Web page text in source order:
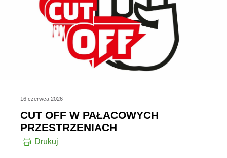
16 czerwca 2026
CUT OFF W PAŁACOWYCH
PRZESTRZENIACH
Drukuj